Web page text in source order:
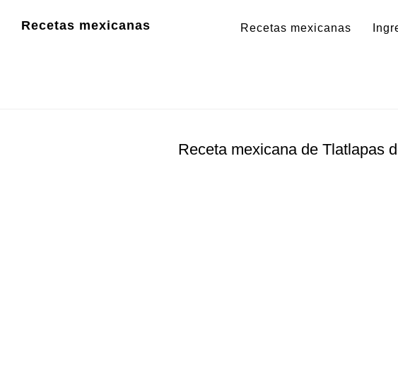
Recetas mexicanas Recetas mexicanas
Receta mexicana de Tlatlapas